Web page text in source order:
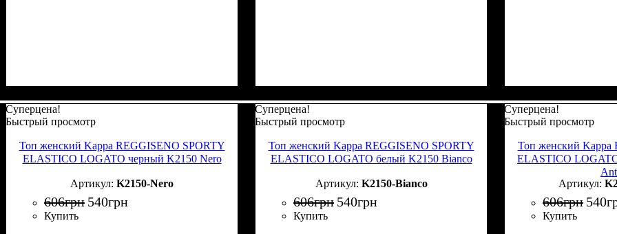
Суперцена!
Быстрый просмотр
Топ женский Kappa REGGISENO SPORTY
ELASTICO LOGATO черный K2150 Nero
K2150-Nero
606грн 540грн
Купить
Суперцена!
Быстрый просмотр
Топ женский Kappa REGGISENO SPORTY
ELASTICO LOGATO белый K2150 Bianco
K2150-Bianco
606грн 540грн
Купить
Суперцена!
Быстрый просмотр
Топ женский Kappa
ELASTICO
606грн 540
Купить